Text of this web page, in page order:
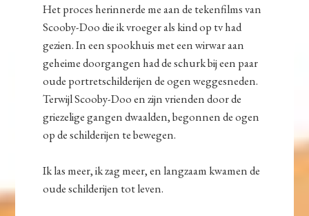
Het proces herinnerde me aan de tekenfilms van
Scooby-Doo die ik vroeger als kind op tv had
gezien. In een spookhuis met een wirwar aan
geheime doorgangen had de schurk bij een paar
oude portretschilderijen de ogen weggesneden.
Terwijl Scooby-Doo en zijn vrienden door de
griezelige gangen dwaalden, begonnen de ogen
op de schilderijen te bewegen.
Ik las meer, ik zag meer, en langzaam kwamen de
oude schilderijen tot leven.